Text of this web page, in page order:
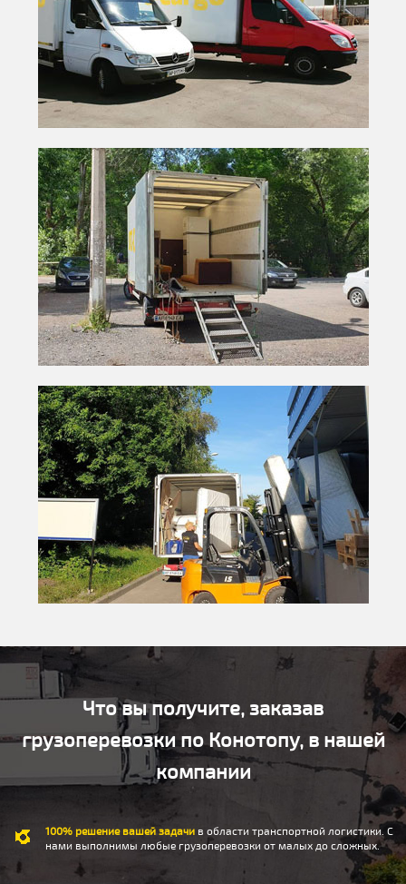
Что вы получите, заказав
грузоперевозки по Конотопу, в нашей
компании
100% решение вашей задачи в области транспортной логистики. С
нами выполнимы любые грузоперевозки от малых до сложных.